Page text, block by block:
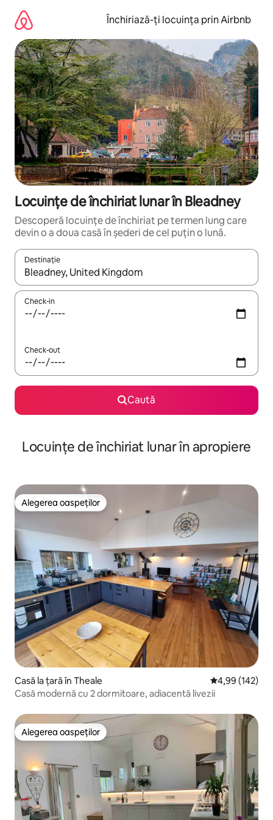
mergi
conținut
Închiriază-ți locuința prin Airbnb
Locuințe de închiriat lunar în Bleadney
Descoperă locuințe de închiriat pe termen lung care
devin o a doua casă în șederi de cel puțin o lună.
Destinație
Când se încarcă rezultatele, navighează folosind tastele
Check-in
Check-out
Caută
Locuințe de închiriat lunar în apropiere
Alegerea oaspeților
Alegerea oaspeților
Casă la țară în Theale Scor mediu de
4,99 (142)
Casă modernă cu 2 dormitoare, adiacentă livezii
Alegerea oaspeților
Alegerea oaspeților